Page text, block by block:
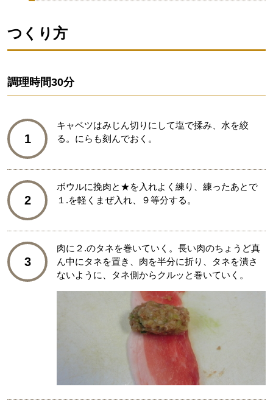
つくり方
調理時間30分
1
キャベツはみじん切りにして塩で揉み、水を絞
る。にらも刻んでおく。
2
ボウルに挽肉と★を入れよく練り、練ったあとで
１.を軽くまぜ入れ、９等分する。
3
肉に２.のタネを巻いていく。長い肉のちょうど真
ん中にタネを置き、肉を半分に折り、タネを潰さ
ないように、タネ側からクルッと巻いていく。